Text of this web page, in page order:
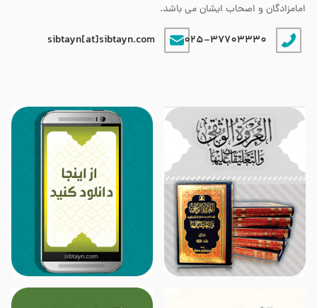
امامزادگان و اصحاب ایشان می باشد.
025-37703330
sibtayn[at]sibtayn.com